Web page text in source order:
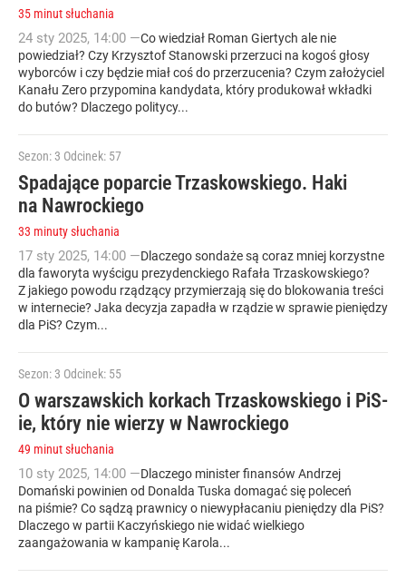
35 minut słuchania
24 sty 2025, 14:00 —Co wiedział Roman Giertych ale nie
powiedział? Czy Krzysztof Stanowski przerzuci na kogoś głosy
wyborców i czy będzie miał coś do przerzucenia? Czym założyciel
Kanału Zero przypomina kandydata, który produkował wkładki
do butów? Dlaczego politycy...
Sezon: 3 Odcinek: 57
Spadające poparcie Trzaskowskiego. Haki
na Nawrockiego
33 minuty słuchania
17 sty 2025, 14:00 —Dlaczego sondaże są coraz mniej korzystne
dla faworyta wyścigu prezydenckiego Rafała Trzaskowskiego?
Z jakiego powodu rządzący przymierzają się do blokowania treści
w internecie? Jaka decyzja zapadła w rządzie w sprawie pieniędzy
dla PiS? Czym...
Sezon: 3 Odcinek: 55
O warszawskich korkach Trzaskowskiego i PiS-
ie, który nie wierzy w Nawrockiego
49 minut słuchania
10 sty 2025, 14:00 —Dlaczego minister finansów Andrzej
Domański powinien od Donalda Tuska domagać się poleceń
na piśmie? Co sądzą prawnicy o niewypłacaniu pieniędzy dla PiS?
Dlaczego w partii Kaczyńskiego nie widać wielkiego
zaangażowania w kampanię Karola...